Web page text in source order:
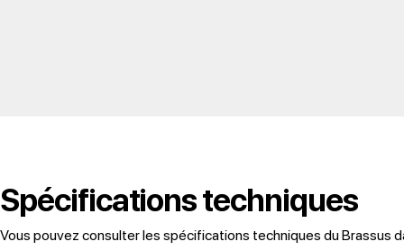
Spécifications techniques
Vous pouvez consulter les spécifications techniques du Brassus